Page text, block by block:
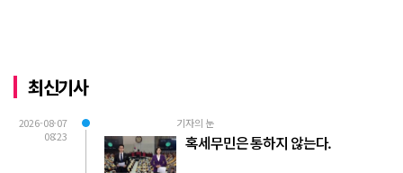
최신기사
2026-08-07
08:23
기자의 눈
혹세무민은 통하지 않는다.